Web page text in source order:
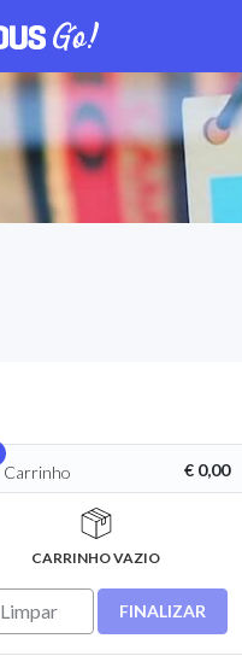
Carrinho € 0,00
CARRINHO VAZIO
Limpar FINALIZAR